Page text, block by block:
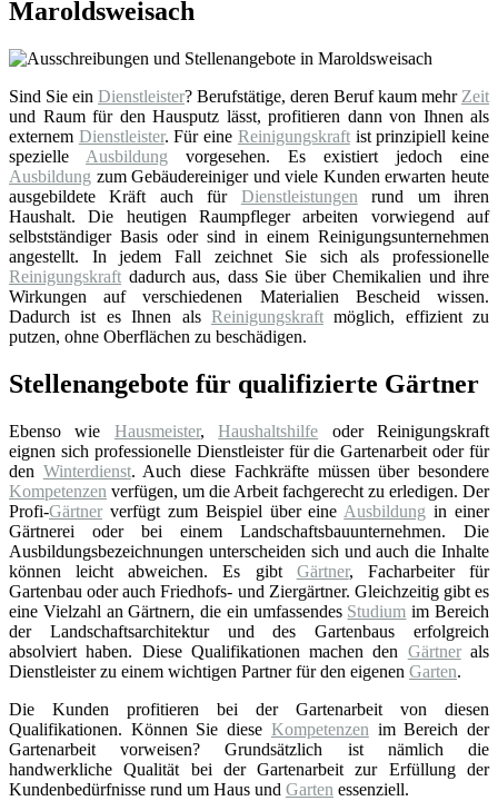
Maroldsweisach
Sind Sie ein Dienstleister? Berufstätige, deren Beruf kaum mehr Zeit
und Raum für den Hausputz lässt, profitieren dann von Ihnen als
externem Dienstleister. Für eine Reinigungskraftist prinzipiell keine
spezielle Ausbildung vorgesehen. Es existiert jedoch eine
Ausbildung zum Gebäudereiniger und viele Kunden erwarten heute
ausgebildete Kräft auch für Dienstleistungen rund um ihren
Haushalt. Die heutigen Raumpfleger arbeiten vorwiegend auf
selbstständiger Basis oder sind in einem Reinigungsunternehmen
angestellt. In jedem Fall zeichnet Sie sich als professionelle
Reinigungskraft dadurch aus, dass Sie über Chemikalien und ihre
Wirkungen auf verschiedenen Materialien Bescheid wissen.
Dadurch ist es Ihnen als Reinigungskraftmöglich, effizient zu
putzen, ohne Oberflächen zu beschädigen.
Stellenangebote für qualifizierte Gärtner
Ebenso wie Hausmeister,Haushaltshilfe oder Reinigungskraft
eignen sich professionelle Dienstleister für die Gartenarbeit oder für
den Winterdienst. Auch diese Fachkräfte müssen über besondere
Kompetenzen verfügen, um die Arbeit fachgerecht zu erledigen. Der
Profi-Gärtner verfügt zum Beispiel über eine Ausbildung in einer
Gärtnerei oder bei einem Landschaftsbauunternehmen. Die
Ausbildungsbezeichnungen unterscheiden sich und auch die Inhalte
können leicht abweichen. Es gibt Gärtner, Facharbeiter für
Gartenbau oder auch Friedhofs- und Ziergärtner. Gleichzeitig gibt es
eine Vielzahl an Gärtnern, die ein umfassendes Studium im Bereich
der Landschaftsarchitektur und des Gartenbaus erfolgreich
absolviert haben. Diese Qualifikationen machen den Gärtnerals
Dienstleister zu einem wichtigen Partner für den eigenen Garten.
Die Kunden profitieren bei der Gartenarbeit von diesen
Qualifikationen. Können Sie diese Kompetenzen im Bereich der
Gartenarbeit vorweisen? Grundsätzlich ist nämlich die
handwerkliche Qualität bei der Gartenarbeit zur Erfüllung der
Kundenbedürfnisse rund um Haus und Garten essenziell.